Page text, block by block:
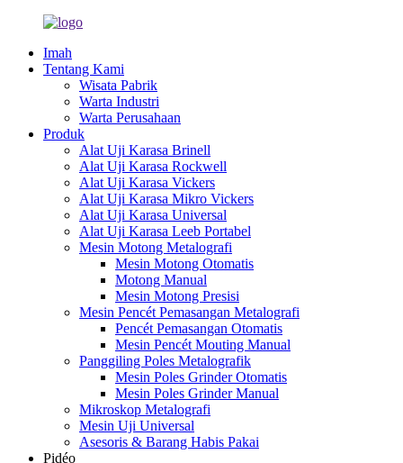
Imah
Tentang Kami
Wisata Pabrik
Warta Industri
Warta Perusahaan
Produk
Alat Uji Karasa Brinell
Alat Uji Karasa Rockwell
Alat Uji Karasa Vickers
Alat Uji Karasa Mikro Vickers
Alat Uji Karasa Universal
Alat Uji Karasa Leeb Portabel
Mesin Motong Metalografi
Mesin Motong Otomatis
Motong Manual
Mesin Motong Presisi
Mesin Pencét Pemasangan Metalografi
Pencét Pemasangan Otomatis
Mesin Pencét Mouting Manual
Panggiling Poles Metalografik
Mesin Poles Grinder Otomatis
Mesin Poles Grinder Manual
Mikroskop Metalografi
Mesin Uji Universal
Asesoris & Barang Habis Pakai
Pidéo